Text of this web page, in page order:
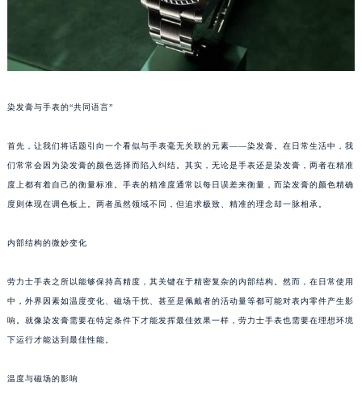
染发膏与手表的“共同语言”
首先，让我们将话题引向一个看似与手表毫无关联的元素——染发膏。在日常生活中，我
们常常会因为染发膏的颜色选择而陷入纠结。其实，无论是手表还是染发膏，两者在精准
度上都有着自己的衡量标准。手表的精准度通常以每日误差来衡量，而染发膏的颜色精确
度则体现在调色板上。两者虽然领域不同，但追求极致、精准的理念却一脉相承。
内部结构的微妙变化
劳力士手表之所以能够保持高精度，其关键在于精密复杂的内部结构。然而，在日常使用
中，外界因素如温度变化、磁场干扰、甚至是佩戴者的活动量等都可能对表内零件产生影
响。就像染发膏需要在特定条件下才能发挥最佳效果一样，劳力士手表也需要在理想环境
下运行才能达到最佳性能。
温度与磁场的影响